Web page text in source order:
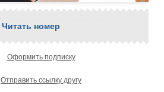
Читать номер
Оформить подписку
Отправить ссылку другу